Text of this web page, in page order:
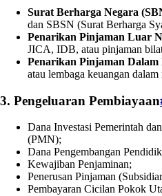
Surat Berharga Negara
dan SBSN (Surat Berharga
Penarikan Pinjaman Luar
JICA, IDB, atau pinjaman
Penarikan Pinjaman Dalam
atau lembaga keuangan dalam
3. Pengeluaran Pembiayaan
Dana Investasi Pemerintah
(PMN);
Dana Pengembangan
Kewajiban Penjaminan;
Penerusan Pinjaman
Pembayaran Cicilan Pokok